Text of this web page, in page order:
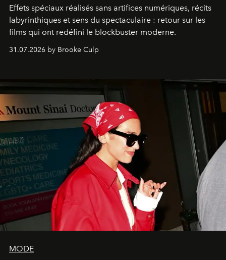
Effets spéciaux réalisés sans artifices numériques, récits
labyrinthiques et sens du spectaculaire : retour sur les
films qui ont redéfini le blockbuster moderne.
31.07.2026 by Brooke Culp
MODE